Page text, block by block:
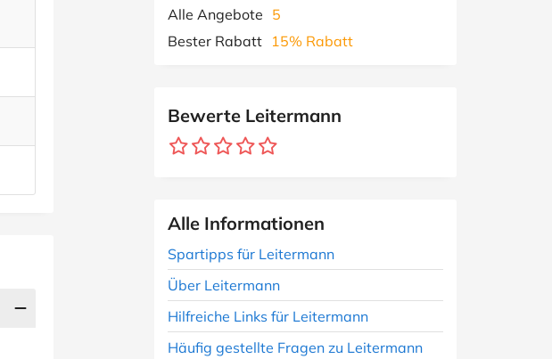
Alle Angebote 5
Bester Rabatt 15% Rabatt
Bewerte Leitermann
Alle Informationen
Spartipps für Leitermann
Über Leitermann
Hilfreiche Links für Leitermann
Häufig gestellte Fragen zu Leitermann